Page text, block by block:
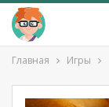
Главная Игры